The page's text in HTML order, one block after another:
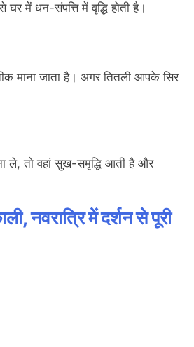
में धन-संपत्ति में वृद्धि होती है।
माना जाता है। अगर तितली आपके सिर
ले, तो वहां सुख-समृद्धि आती है और
नवरात्रि में दर्शन से पूरी